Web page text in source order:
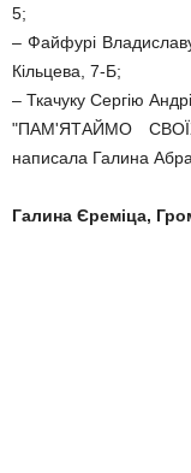
5;
– Файфурі
Кільцева, 7-Б;
– Ткачуку Сергію
"ПАМ'ЯТАЙМО
написала Галина
Галина Єреміца,